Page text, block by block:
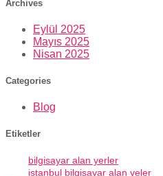
Archives
Eylül 2025
Mayıs 2025
Nisan 2025
Categories
Blog
Etiketler
bilgisayar alan yerler
istanbul bilgisayar alan yeler